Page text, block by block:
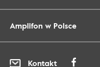
Amplifon w Polsce
Kontakt